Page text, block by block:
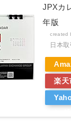
JPXカ
年版
created
日本
楽天